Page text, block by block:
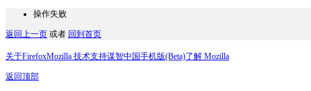
操作失败
返回上一页 或者 回到首页
关于FirefoxMozilla 技术支持谋智中国手机版(Beta)了解 Mozilla
返回顶部